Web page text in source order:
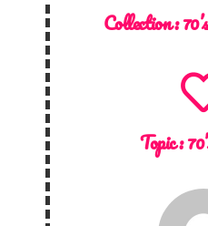
Collection :
Topic :